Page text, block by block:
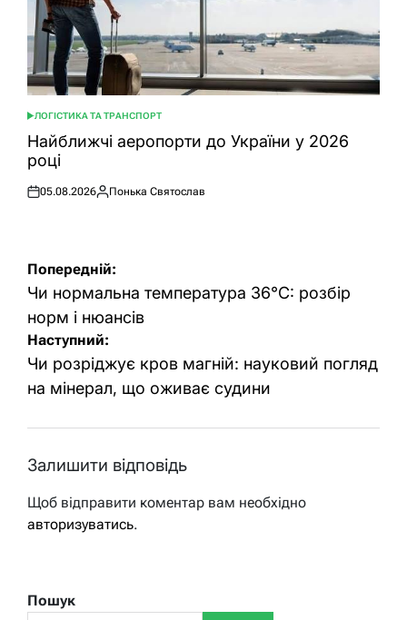
ОПУБЛІКУВАТИ
У
ЛОГІСТИКА ТА ТРАНСПОРТ
Найближчі аеропорти до України у 2026
році
Оприлюднено
05.08.2026
Опубліковано
Понька Святослав
Навігація
записів
Попередній:
Чи нормальна температура 36°C: розбір
норм і нюансів
Наступний:
Чи розріджує кров магній: науковий погляд
на мінерал, що оживає судини
Залишити відповідь
Щоб відправити коментар вам необхідно
авторизуватись.
Пошук